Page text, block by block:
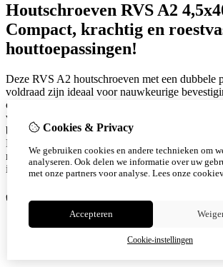
Houtschroeven RVS A2
Compact, krachtig en
houttoepassingen!
Deze RVS A2 houtschroeven met een dubbele
voldraad zijn ideaal voor nauwkeurige
compacte afmetingen en maximale grip vereist
volledige schroefdraad en de TX20
bieden deze schroeven optimale
De combinatie van roestvast staal en doordachte
maakt deze 4,5x40 mm schroef perfect voor
interieurbouw of toepassingen in de
✅
Volledige draad voor maximale grip in
TX20 aandrijving voor stabiele, slipvrije
Cookies & Privacy
We gebruiken cookies en andere technieken om
analyseren. Ook delen we informatie over uw
met onze partners voor analyse. Lees onze
Accepteren
Cookie-instellingen